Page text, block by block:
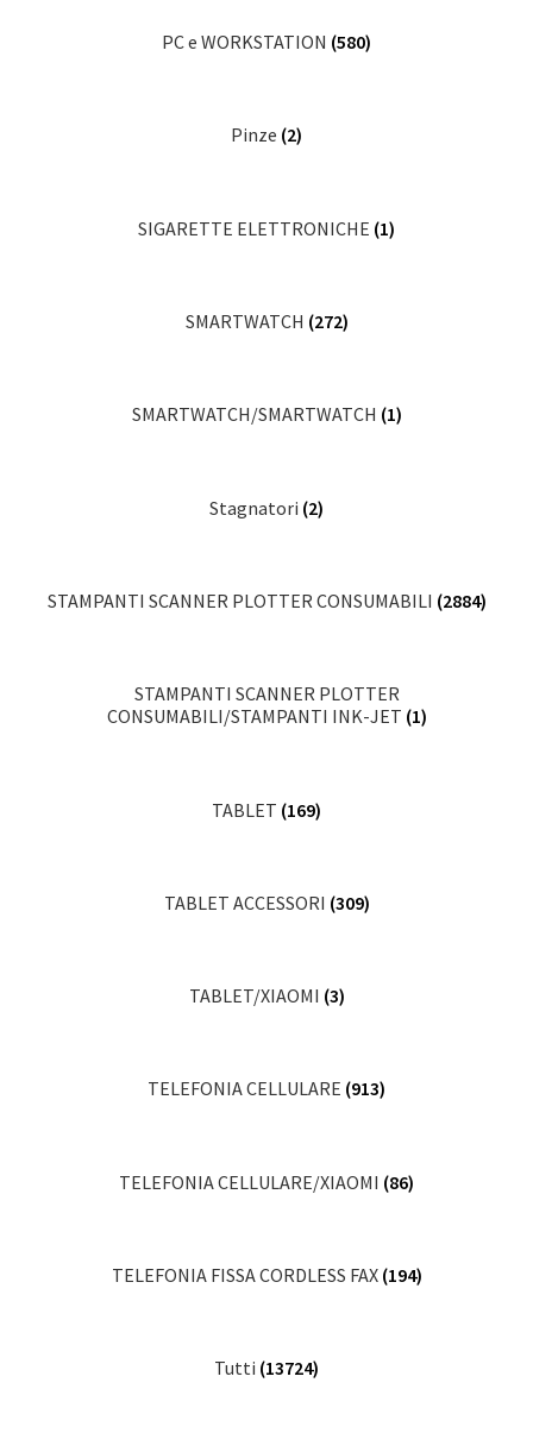
PC e WORKSTATION (580)
Pinze (2)
SIGARETTE ELETTRONICHE (1)
SMARTWATCH (272)
SMARTWATCH/SMARTWATCH (1)
Stagnatori (2)
STAMPANTI SCANNER PLOTTER CONSUMABILI (2884)
STAMPANTI SCANNER PLOTTER
CONSUMABILI/STAMPANTI INK-JET (1)
TABLET (169)
TABLET ACCESSORI (309)
TABLET/XIAOMI (3)
TELEFONIA CELLULARE (913)
TELEFONIA CELLULARE/XIAOMI (86)
TELEFONIA FISSA CORDLESS FAX (194)
Tutti (13724)